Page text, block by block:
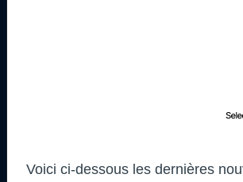
Voici ci-dessous les dernières